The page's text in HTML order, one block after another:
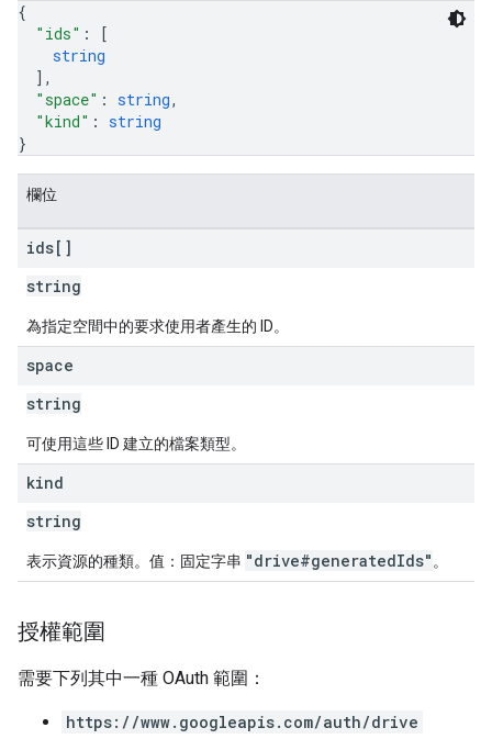
{
"ids" :
[
string
] ,
"space" : string,
"kind" : string
}
欄位
ids[]
string
為指定空間中的要求使用者產生的 ID。
space
string
可使用這些 ID 建立的檔案類型。
kind
string
表示資源的種類。值：固定字串 "drive#generatedIds" 。
授權範圍
需要下列其中一種 OAuth 範圍：
https://www.googleapis.com/auth/drive